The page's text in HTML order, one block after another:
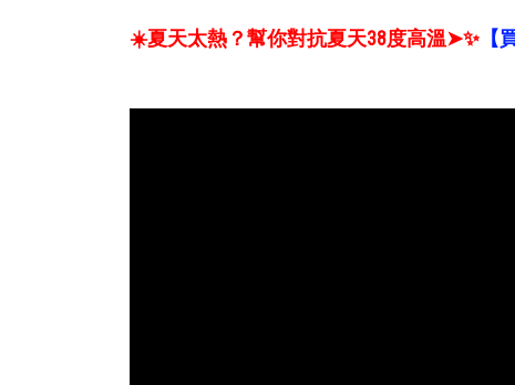
☀️夏天太熱？幫你對抗夏天38度高溫➤✨【